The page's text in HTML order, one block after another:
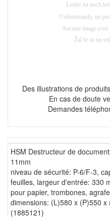
Des illustrations de
En cas de doute
Demandes
HSM Destructeur de
11mm
niveau de sécurité: P-6/F-3,
feuilles, largeur d'entrée: 330
pour papier, trombones,
dimensions: (L)580 x (P)550
(1885121)